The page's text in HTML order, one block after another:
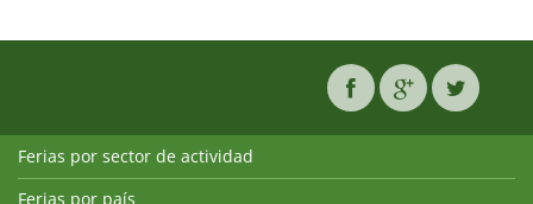
Ferias por sector de actividad
Ferias por país